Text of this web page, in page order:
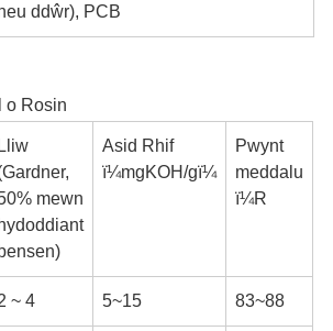
ddŵr), PCB
o Rosin
Lliw
mewn
hydoddiant
bensen)
Asid Rhif
ï¼mgKOH/gï¼
Pwynt
meddalu
ï¼R
~ 4 5~15 83~88